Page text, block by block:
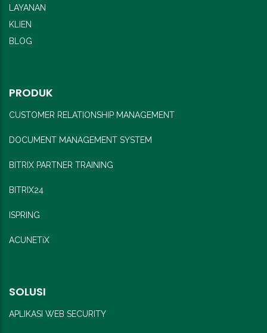
LAYANAN
KLIEN
BLOG
PRODUK
CUSTOMER RELATIONSHIP MANAGEMENT
DOCUMENT MANAGEMENT SYSTEM
BITRIX PARTNER TRAINING
BITRIX24
ISPRING
ACUNETiX
SOLUSI
APLIKASI WEB SECURITY